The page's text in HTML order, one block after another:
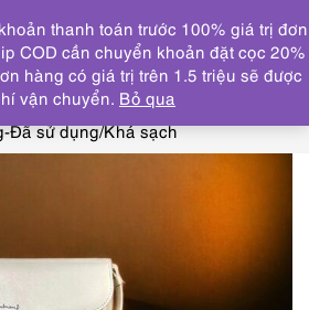
DANH MỤC
HIỆU NỔI BẬT
OTHERS
chéo/đeo vải-PIERRE BALMAIN
Đã sử dụng/Khá sạch
thanh toán trước 100% giá trị đơn
COD cần chuyển khoản đặt cọc 20%
hàng có giá trị trên 1.5 triệu sẽ được
vận chuyển. Bỏ qua